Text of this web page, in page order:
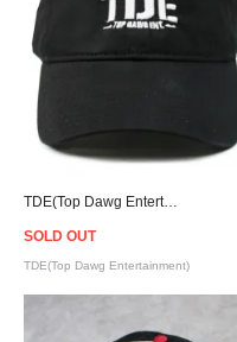
TDE(Top Dawg Entertainment) Logo Strapback Cap - Black
SOLD OUT
TDE(Top Dawg Entertainment)